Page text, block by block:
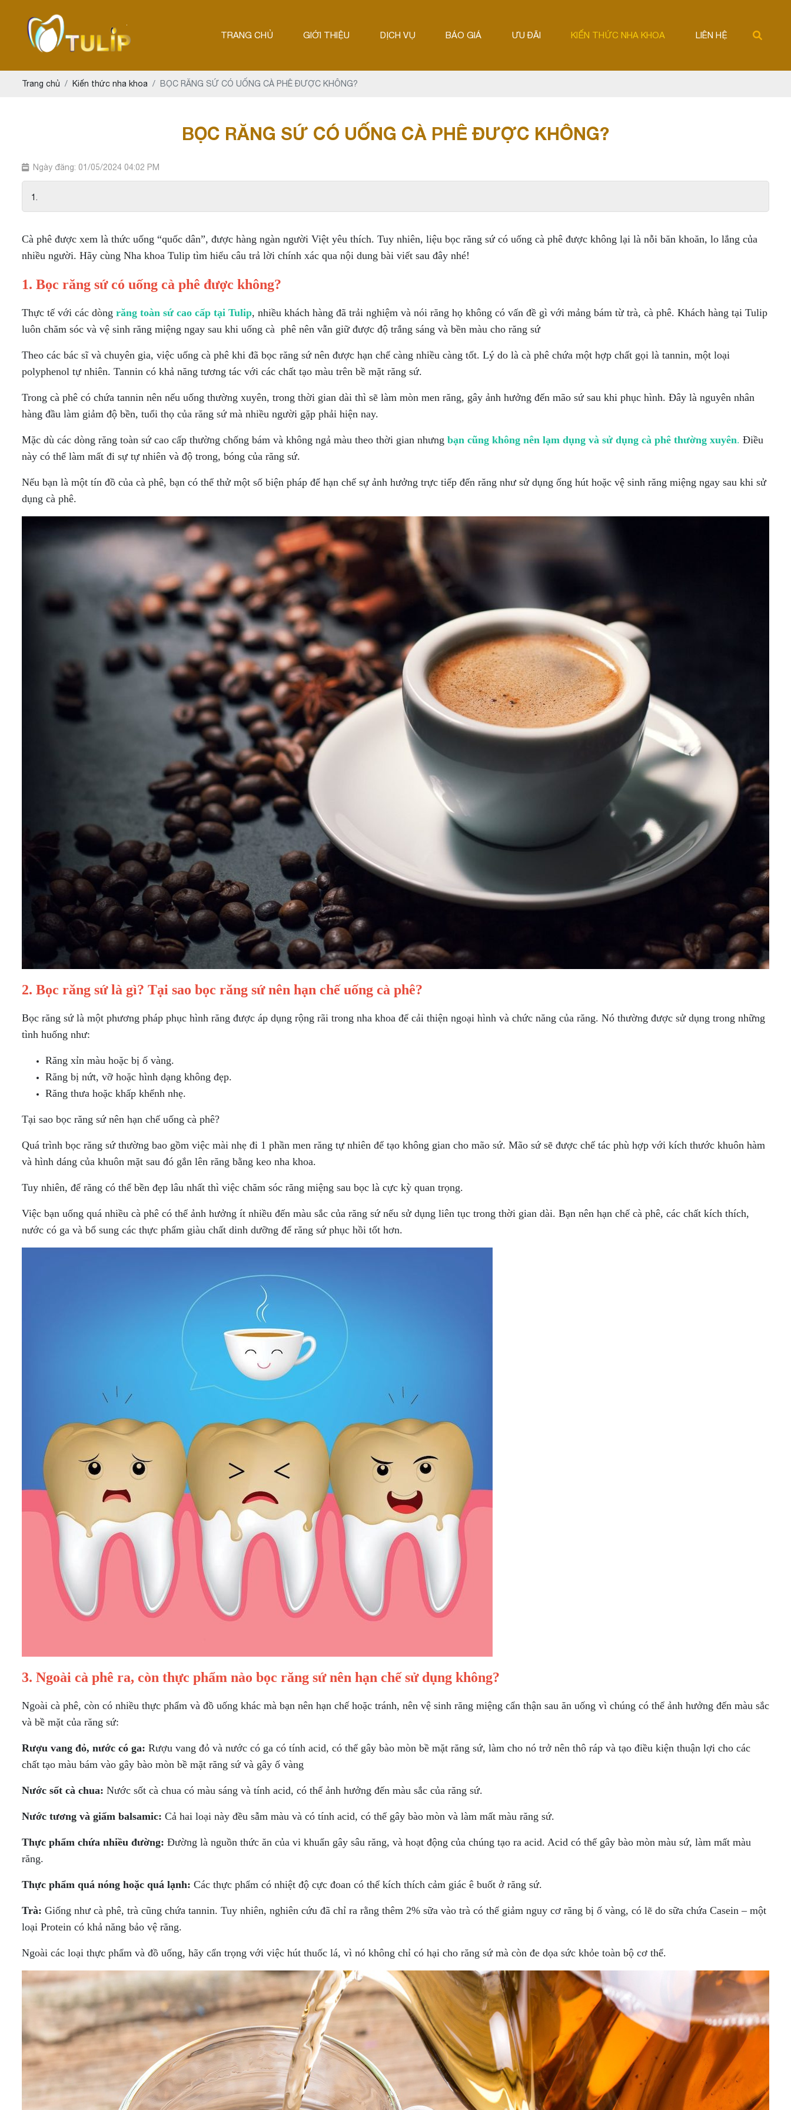
TRANG CHỦ GIỚI THIỆU DỊCH VỤ BÁO GIÁ ƯU ĐÃI KIẾN THỨC NHA KHOA LIÊN HỆ
Trang chủ Kiến thức nha khoa BỌC RĂNG SỨ CÓ UỐNG CÀ PHÊ ĐƯỢC KHÔNG?
BỌC RĂNG SỨ CÓ UỐNG CÀ PHÊ ĐƯỢC KHÔNG?
Ngày đăng: 01/05/2024 04:02 PM
Cà phê được xem là thức uống “quốc dân”, được hàng ngàn người Việt yêu thích. Tuy nhiên, liệu bọc răng sứ có uống cà phê được không lại là nỗi băn khoăn, lo lắng của
nhiều người. Hãy cùng Nha khoa Tulip tìm hiểu câu trả lời chính xác qua nội dung bài viết sau đây nhé!
1. Bọc răng sứ có uống cà phê được không?
Thực tế với các dòng răng toàn sứ cao cấp tại Tulip, nhiều khách hàng đã trải nghiệm và nói răng họ không có vấn đề gì với mảng bám từ trà, cà phê. Khách hàng tại Tulip
luôn chăm sóc và vệ sinh răng miệng ngay sau khi uống cà phê nên vẫn giữ được độ trắng sáng và bền màu cho răng sứ
Theo các bác sĩ và chuyên gia, việc uống cà phê khi đã bọc răng sứ nên được hạn chế càng nhiều càng tốt. Lý do là cà phê chứa một hợp chất gọi là tannin, một loại
polyphenol tự nhiên. Tannin có khả năng tương tác với các chất tạo màu trên bề mặt răng sứ.
Trong cà phê có chứa tannin nên nếu uống thường xuyên, trong thời gian dài thì sẽ làm mòn men răng, gây ảnh hưởng đến mão sứ sau khi phục hình. Đây là nguyên nhân
hàng đầu làm giảm độ bền, tuổi thọ của răng sứ mà nhiều người gặp phải hiện nay.
Mặc dù các dòng răng toàn sứ cao cấp thường chống bám và không ngả màu theo thời gian nhưng bạn cũng không nên lạm dụng và sử dụng cà phê thường xuyên. Điều
này có thể làm mất đi sự tự nhiên và độ trong, bóng của răng sứ.
Nếu bạn là một tín đồ của cà phê, bạn có thể thử một số biện pháp để hạn chế sự ảnh hưởng trực tiếp đến răng như sử dụng ống hút hoặc vệ sinh răng miệng ngay sau khi sử
dụng cà phê.
2. Bọc răng sứ là gì? Tại sao bọc răng sứ nên hạn chế uống cà phê?
Bọc răng sứ là một phương pháp phục hình răng được áp dụng rộng rãi trong nha khoa để cải thiện ngoại hình và chức năng của răng. Nó thường được sử dụng trong những
tình huống như:
Răng xỉn màu hoặc bị ố vàng.
Răng bị nứt, vỡ hoặc hình dạng không đẹp.
Răng thưa hoặc khấp khểnh nhẹ.
Tại sao bọc răng sứ nên hạn chế uống cà phê?
Quá trình bọc răng sứ thường bao gồm việc mài nhẹ đi 1 phần men răng tự nhiên để tạo không gian cho mão sứ. Mão sứ sẽ được chế tác phù hợp với kích thước khuôn hàm
và hình dáng của khuôn mặt sau đó gắn lên răng bằng keo nha khoa.
Tuy nhiên, để răng có thể bền đẹp lâu nhất thì việc chăm sóc răng miệng sau bọc là cực kỳ quan trọng.
Việc bạn uống quá nhiều cà phê có thể ảnh hưởng ít nhiều đến màu sắc của răng sứ nếu sử dụng liên tục trong thời gian dài. Bạn nên hạn chế cà phê, các chất kích thích,
nước có ga và bổ sung các thực phẩm giàu chất dinh dưỡng để răng sứ phục hồi tốt hơn.
3. Ngoài cà phê ra, còn thực phẩm nào bọc răng sứ nên hạn chế sử dụng không?
Ngoài cà phê, còn có nhiều thực phẩm và đồ uống khác mà bạn nên hạn chế hoặc tránh, nên vệ sinh răng miệng cẩn thận sau ăn uống vì chúng có thể ảnh hưởng đến màu sắc
và bề mặt của răng sứ:
Rượu vang đỏ, nước có ga: Rượu vang đỏ và nước có ga có tính acid, có thể gây bào mòn bề mặt răng sứ, làm cho nó trở nên thô ráp và tạo điều kiện thuận lợi cho các
chất tạo màu bám vào gây bào mòn bề mặt răng sứ và gây ố vàng
Nước sốt cà chua: Nước sốt cà chua có màu sáng và tính acid, có thể ảnh hưởng đến màu sắc của răng sứ.
Nước tương và giấm balsamic: Cả hai loại này đều sẫm màu và có tính acid, có thể gây bào mòn và làm mất màu răng sứ.
Thực phẩm chứa nhiều đường: Đường là nguồn thức ăn của vi khuẩn gây sâu răng, và hoạt động của chúng tạo ra acid. Acid có thể gây bào mòn màu sứ, làm mất màu
răng.
Thực phẩm quá nóng hoặc quá lạnh: Các thực phẩm có nhiệt độ cực đoan có thể kích thích cảm giác ê buốt ở răng sứ.
Trà: Giống như cà phê, trà cũng chứa tannin. Tuy nhiên, nghiên cứu đã chỉ ra rằng thêm 2% sữa vào trà có thể giảm nguy cơ răng bị ố vàng, có lẽ do sữa chứa Casein – một
loại Protein có khả năng bảo vệ răng.
Ngoài các loại thực phẩm và đồ uống, hãy cẩn trọng với việc hút thuốc lá, vì nó không chỉ có hại cho răng sứ mà còn đe dọa sức khỏe toàn bộ cơ thể.